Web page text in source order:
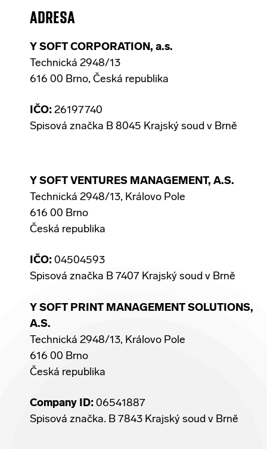
ADRESA
Y SOFT CORPORATION, a.s.
Technická 2948/13
616 00 Brno, Česká republika
IČO: 26197740
Spisová značka B 8045 Krajský soud v Brně
Y SOFT VENTURES MANAGEMENT, A.S.
Technická 2948/13, Královo Pole
616 00 Brno
Česká republika
IČO: 04504593
Spisová značka B 7407 Krajský soud v Brně
Y SOFT PRINT MANAGEMENT SOLUTIONS,
A.S.
Technická 2948/13, Královo Pole
616 00 Brno
Česká republika
Company ID: 06541887
Spisová značka. B 7843 Krajský soud v Brně